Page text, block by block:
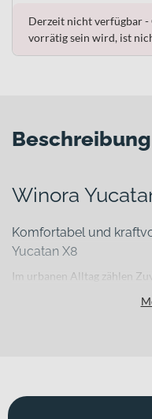
Derzeit nicht verfügbar
vorrätig sein wird, ist
Beschreibung
Winora
Komfortabel und
Yucatan X8
Im urbanen Alltag zählen
oder bei der entspannten